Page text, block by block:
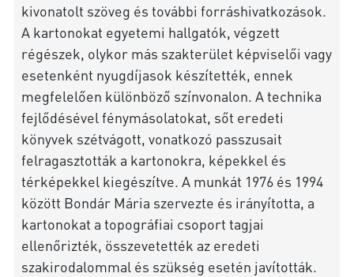
kivonatolt szöveg és további forráshivatkozások.
A kartonokat egyetemi hallgatók, végzett
régészek, olykor más szakterület képviselői vagy
esetenként nyugdíjasok készítették, ennek
megfelelően különböző színvonalon. A technika
fejlődésével fénymásolatokat, sőt eredeti
könyvek szétvágott, vonatkozó passzusait
felragasztották a kartonokra, képekkel és
térképekkel kiegészítve. A munkát 1976 és 1994
között Bondár Mária szervezte és irányította, a
kartonokat a topográfiai csoport tagjai
ellenőrizték, összevetették az eredeti
szakirodalommal és szükség esetén javították.